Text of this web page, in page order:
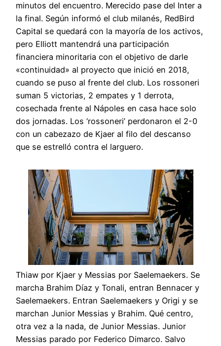
minutos del encuentro. Merecido pase del Inter a
la final. Según informó el club milanés, RedBird
Capital se quedará con la mayoría de los activos,
pero Elliott mantendrá una participación
financiera minoritaria con el objetivo de darle
«continuidad» al proyecto que inició en 2018,
cuando se puso al frente del club. Los rossoneri
suman 5 victorias, 2 empates y 1 derrota,
cosechada frente al Nápoles en casa hace solo
dos jornadas. Los ‘rossoneri’ perdonaron el 2-0
con un cabezazo de Kjaer al filo del descanso
que se estrelló contra el larguero.
Thiaw por Kjaer y Messias por Saelemaekers. Se
marcha Brahim Díaz y Tonali, entran Bennacer y
Saelemaekers. Entran Saelemaekers y Origi y se
marchan Junior Messias y Brahim. Qué centro,
otra vez a la nada, de Junior Messias. Junior
Messias parado por Federico Dimarco. Salvo